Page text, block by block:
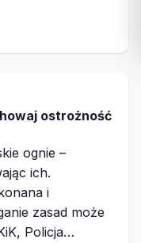
ostrożność
ognie –
ich.
i
zasad może
Policja…